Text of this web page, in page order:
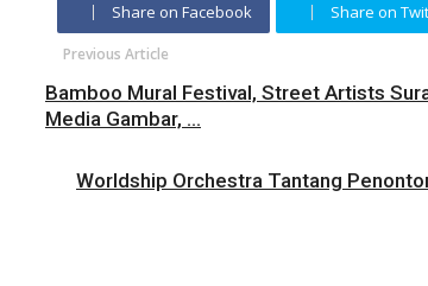
Share on Facebook Share on
Previous Article
Bamboo Mural Festival, Street Artists
Media Gambar, ...
Worldship Orchestra Tantang